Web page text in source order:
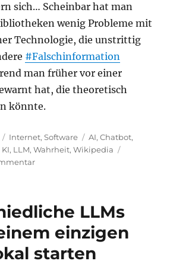
sich… Scheinbar hat man
wenig Probleme mit
Technologie, die unstrittig
#Falschinformation
man früher vor einer
hat, die theoretisch
könnte.
Kategorien
Internet,Software Schlagwörter
AI,Chatbot,
KI, LLM,Wahrheit,Wikipedia
zu
Wikipedia
Chatbot-
Hype
LLMs
einzigen
starten